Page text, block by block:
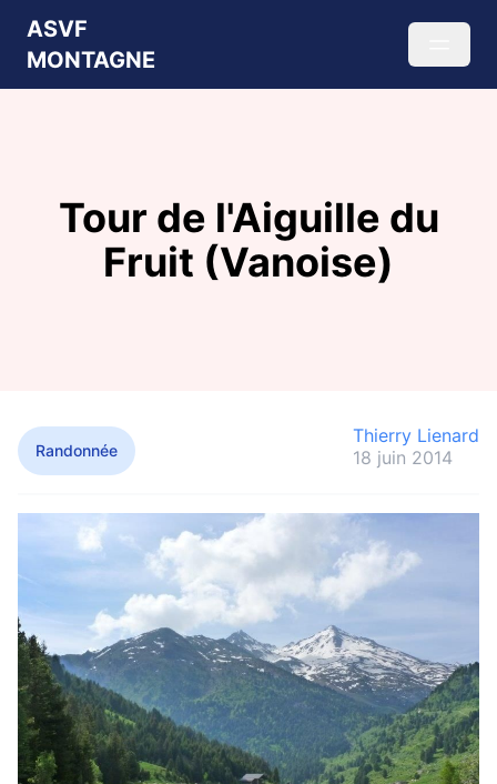
ASVF
MONTAGNE
Tour de l'Aiguille du
Fruit (Vanoise)
Randonnée
Thierry Lienard
18 juin 2014